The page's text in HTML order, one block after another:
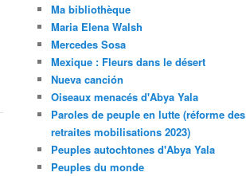
Ma bibliothèque
Maria Elena Walsh
Mercedes Sosa
Mexique : Fleurs dans le désert
Nueva canción
Oiseaux menacés d'Abya Yala
Paroles de peuple en lutte (réforme des
retraites mobilisations 2023)
Peuples autochtones d'Abya Yala
Peuples du monde